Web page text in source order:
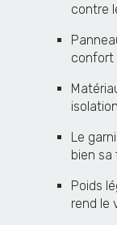
contre
confort
Le
bien sa
Poids
rend le